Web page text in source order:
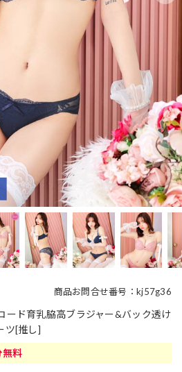
商品お問合せ番号：kj57g36
ード育乳脇高ブラジャー&バック透け
ツ[推し]
無料